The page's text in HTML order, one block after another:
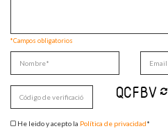
*Campos obligatorios
He leido y acepto la Política de privacidad*